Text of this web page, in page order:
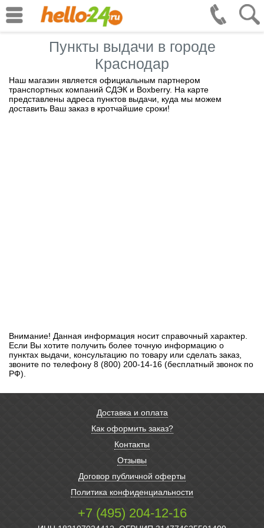
Пункты выдачи в городе
Краснодар
Наш магазин является официальным партнером
транспортных компаний СДЭК и Boxberry. На карте
представлены адреса пунктов выдачи, куда мы можем
доставить Ваш заказ в кротчайшие сроки!
Внимание! Данная информация носит справочный характер.
Если Вы хотите получить более точную информацию о
пунктах выдачи, консультацию по товару или сделать заказ,
звоните по телефону 8 (800) 200-14-16 (бесплатный звонок по
РФ).
Доставка и оплата
Как оформить заказ?
Контакты
Отзывы
Договор публичной оферты
Политика конфиденциальности
+7 (495) 204-12-16